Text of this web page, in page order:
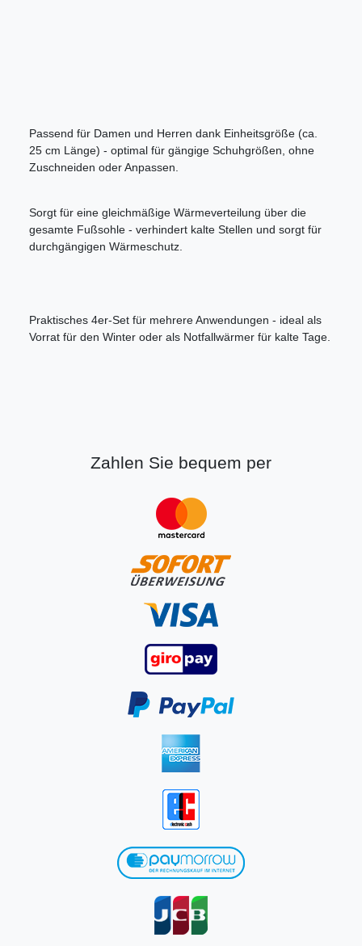
Passend für Damen und Herren dank Einheitsgröße (ca.
25 cm Länge) - optimal für gängige Schuhgrößen, ohne
Zuschneiden oder Anpassen.
Sorgt für eine gleichmäßige Wärmeverteilung über die
gesamte Fußsohle - verhindert kalte Stellen und sorgt für
durchgängigen Wärmeschutz.
Praktisches 4er-Set für mehrere Anwendungen - ideal als
Vorrat für den Winter oder als Notfallwärmer für kalte Tage.
Zahlen Sie bequem per